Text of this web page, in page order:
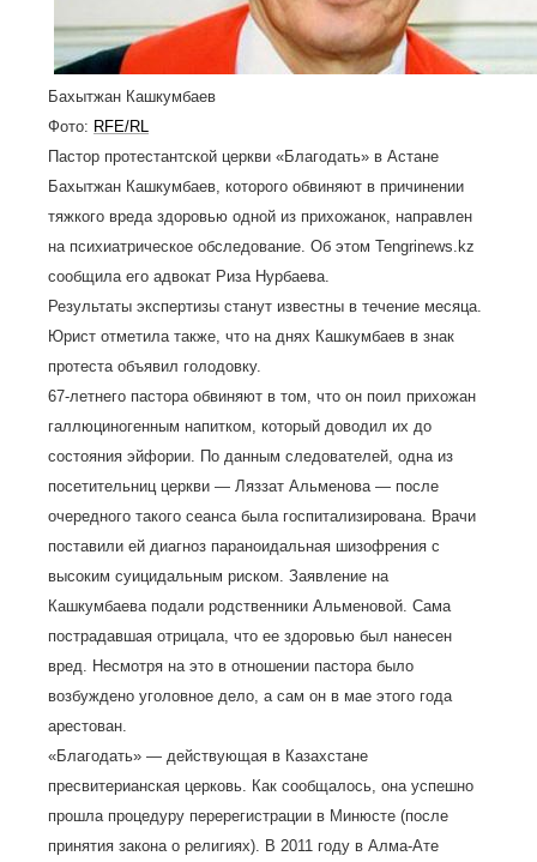
Бахытжан Кашкумбаев
Фото: RFE/RL
Пастор протестантской церкви «Благодать» в Астане
Бахытжан Кашкумбаев, которого обвиняют в причинении
тяжкого вреда здоровью одной из прихожанок, направлен
на психиатрическое обследование. Об этом Tengrinews.kz
сообщила его адвокат Риза Нурбаева.
Результаты экспертизы станут известны в течение месяца.
Юрист отметила также, что на днях Кашкумбаев в знак
протеста объявил голодовку.
67-летнего пастора обвиняют в том, что он поил прихожан
галлюциногенным напитком, который доводил их до
состояния эйфории. По данным следователей, одна из
посетительниц церкви — Ляззат Альменова — после
очередного такого сеанса была госпитализирована. Врачи
поставили ей диагноз параноидальная шизофрения с
высоким суицидальным риском. Заявление на
Кашкумбаева подали родственники Альменовой. Сама
пострадавшая отрицала, что ее здоровью был нанесен
вред. Несмотря на это в отношении пастора было
возбуждено уголовное дело, а сам он в мае этого года
арестован.
«Благодать» — действующая в Казахстане
пресвитерианская церковь. Как сообщалось, она успешно
прошла процедуру перерегистрации в Минюсте (после
принятия закона о религиях). В 2011 году в Алма-Ате